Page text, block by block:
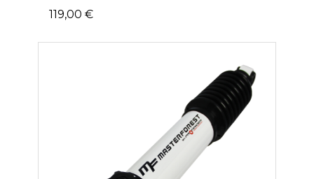
119,00 €